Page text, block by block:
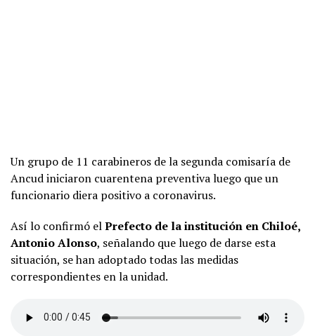
Un grupo de 11 carabineros de la segunda comisaría de
Ancud iniciaron cuarentena preventiva luego que un
funcionario diera positivo a coronavirus.
Así lo confirmó elPrefecto de la institución en Chiloé,
Antonio Alonso, señalando que luego de darse esta
situación, se han adoptado todas las medidas
correspondientes en la unidad.